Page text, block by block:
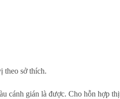
theo sở thích.
cánh gián là được. Cho hỗn hợp